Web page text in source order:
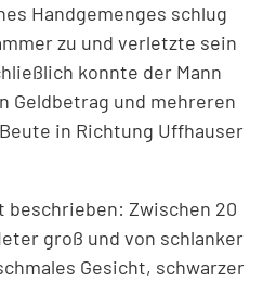
Handgemenges schlug
zu und verletzte sein
konnte der Mann
Geldbetrag und mehreren
in Richtung Uffhauser
beschrieben: Zwischen 20
groß und von schlanker
Gesicht, schwarzer